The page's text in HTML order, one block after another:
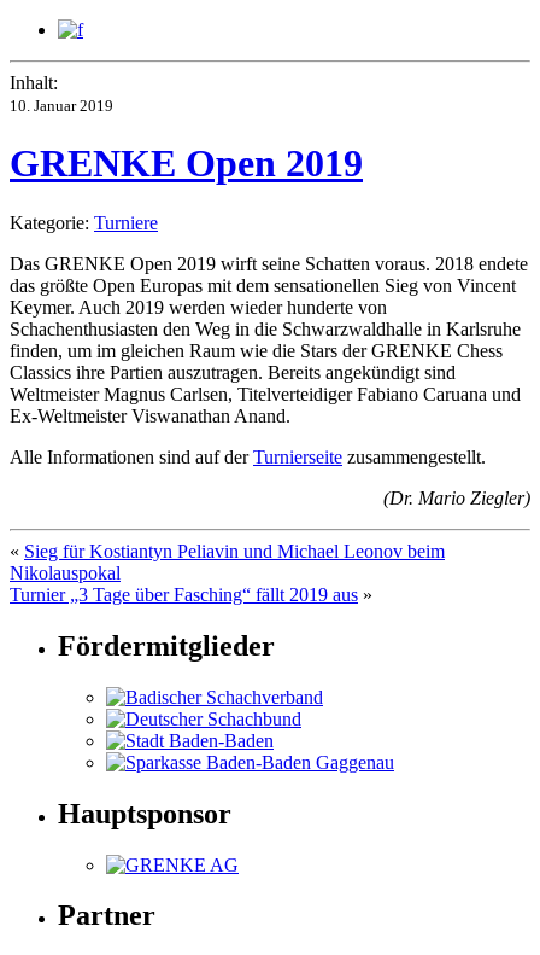
Inhalt:
10. Januar 2019
GRENKE Open 2019
Kategorie: Turniere
Das GRENKE Open 2019 wirft seine Schatten voraus. 2018 endete
das größte Open Europas mit dem sensationellen Sieg von Vincent
Keymer. Auch 2019 werden wieder hunderte von
Schachenthusiasten den Weg in die Schwarzwaldhalle in Karlsruhe
finden, um im gleichen Raum wie die Stars der GRENKE Chess
Classics ihre Partien auszutragen. Bereits angekündigt sind
Weltmeister Magnus Carlsen, Titelverteidiger Fabiano Caruana und
Ex-Weltmeister Viswanathan Anand.
Alle Informationen sind auf derTurnierseite zusammengestellt.
(Dr. Mario Ziegler)
« Sieg für Kostiantyn Peliavin und Michael Leonov beim
Nikolauspokal
Turnier „3 Tage über Fasching“ fällt 2019 aus »
Fördermitglieder
Hauptsponsor
Partner